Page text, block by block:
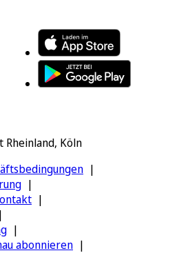
Köln
abonnieren